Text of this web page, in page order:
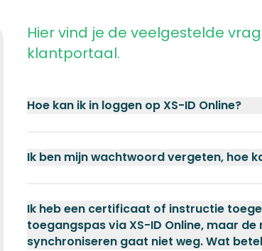
Hier vind je de veelgestelde
klantportaal.
Hoe kan ik in loggen op XS-ID Online?
Ik ben mijn wachtwoord vergeten, hoe
Ik heb een certificaat of instructie
toegangspas via XS-ID Online, maar
synchroniseren gaat niet weg. Wat